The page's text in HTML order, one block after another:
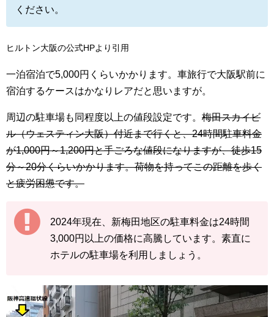
ください。
ヒルトン大阪の公式HPより引用
一泊宿泊で5,000円くらいかかります。車旅行で大阪駅前に
宿泊するケースはかなりレアだと思いますが。
周辺の駐車場も同程度以上の値段設定です。 梅田スカイビ
ル（ウェスティン大阪）付近まで行くと、24時間駐車料金
が1,000円～1,200円と手ごろな値段になりますが、徒歩15
分～20分くらいかかります。荷物を持ってこの距離を歩く
と疲労困憊です。
2024年現在、新梅田地区の駐車料金は24時間
3,000円以上の価格に高騰しています。素直に
ホテルの駐車場を利用しましょう。